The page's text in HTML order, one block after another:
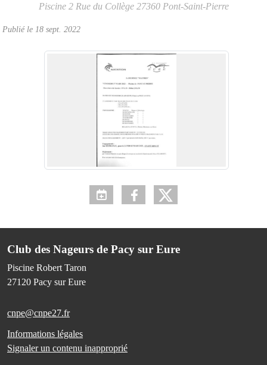
Piscine 2 Rue du Collège 27360 Pont-Saint-Pierre
Publié le 18 sept. 2022
Club des Nageurs de Pacy sur Eure
Piscine Robert Taron
27120 Pacy sur Eure
cnpe@cnpe27.fr
Informations légales
Signaler un contenu inapproprié